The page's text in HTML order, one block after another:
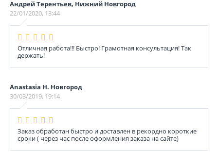
Андрей Терентьев, Нижний Новгород
22/01/2020, 13:44
Отличная работа!!! Быстро! Грамотная консультация! Так
держать!
Anastasia Н. Новгород
30/03/2019, 19:14
Заказ обработан быстро и доставлен в рекордно короткие
сроки ( через час после оформления заказа на сайте)